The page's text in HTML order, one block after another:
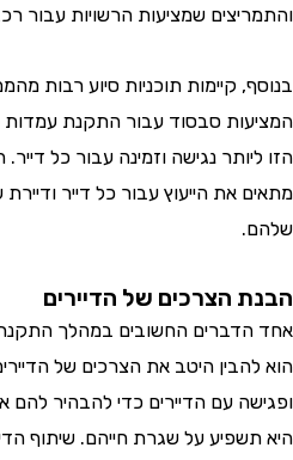
שמציעות הרשויות עבור רכב
קיימות תוכניות סיוע רבות
סבסוד עבור התקנת עמדות
נגישה וזמינה עבור כל דייר.
את הייעוץ עבור כל דייר ודיירת על
הצרכים של הדיירים
החשובים במהלך התקנת
היטב את הצרכים של הדיירים.
עם הדיירים כדי להבהיר להם את
על שגרת חייהם. שיתוף